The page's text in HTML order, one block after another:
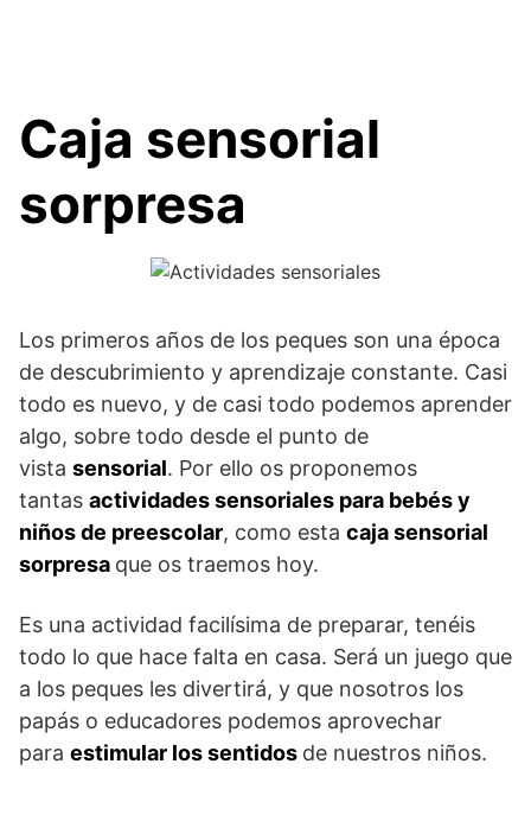
Caja sensorial
sorpresa
Los primeros años de los peques son una época
de descubrimiento y aprendizaje constante. Casi
todo es nuevo, y de casi todo podemos aprender
algo, sobre todo desde el punto de
vista sensorial. Por ello os proponemos
tantas actividades sensoriales para bebés y
niños de preescolar, como esta caja sensorial
sorpresa que os traemos hoy.
Es una actividad facilísima de preparar, tenéis
todo lo que hace falta en casa. Será un juego que
a los peques les divertirá, y que nosotros los
papás o educadores podemos aprovechar
para estimular los sentidos de nuestros niños.